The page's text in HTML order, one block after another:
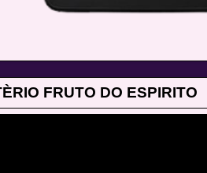
FRUTO DO ESPIRITO